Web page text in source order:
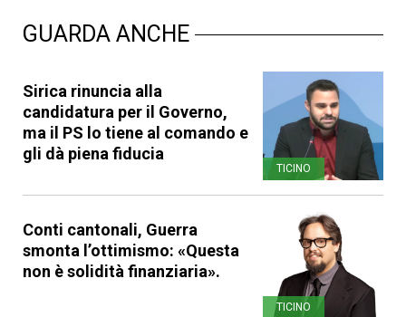
GUARDA ANCHE
Sirica rinuncia alla
candidatura per il Governo,
ma il PS lo tiene al comando e
gli dà piena fiducia
TICINO
Conti cantonali, Guerra
smonta l’ottimismo: «Questa
non è solidità finanziaria».
TICINO